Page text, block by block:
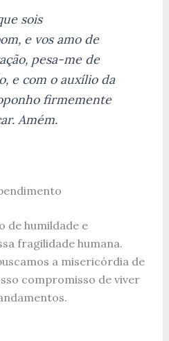
sois
e vos amo de
pesa-me de
e com o auxílio da
firmemente
Amém.
de humildade e
fragilidade humana.
a misericórdia de
compromisso de viver